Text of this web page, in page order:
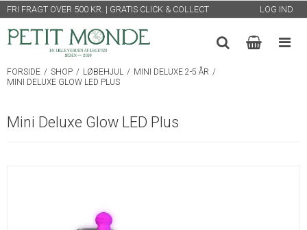
FRI FRAGT OVER 500 KR. | GRATIS CLICK & COLLECT LOG IND
FORSIDE / SHOP / LØBEHJUL / MINI DELUXE 2-5 ÅR /
MINI DELUXE GLOW LED PLUS
Mini Deluxe Glow LED Plus